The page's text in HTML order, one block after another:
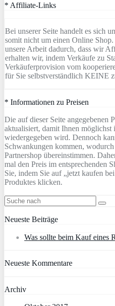
* Affiliate-Links
Bei unserer Seite handelt es sich
somit nicht um einen Online
unsere Arbeit dadurch, dass wir
erhalten wir, indem Verkäufe zu
Verkäuferprovision vom
für Sie selbstverständlich KEINE
* Informationen zu Preisen
Die auf dieser Seite angegebenen
aktualisiert, damit Ihnen möglichst
wiedergegeben wird. Dennoch
Schwankungen kommen,
Partnershop übereinstimmen.
mal den Preis im entsprechenden
Sie, indem Sie auf „jetzt kaufen
Produktes klicken.
Neueste Beiträge
Was sollte beim Kauf eines
Neueste Kommentare
Archiv